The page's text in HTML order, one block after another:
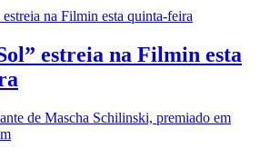
estreia na Filmin esta
de Mascha Schilinski, premiado em